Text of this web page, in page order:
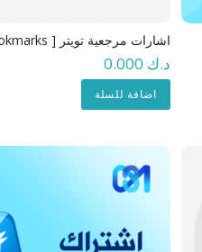
اشارات مرجعية تويتر [ Bookmarks ]
د.ك 0.000
اضافة للسلة